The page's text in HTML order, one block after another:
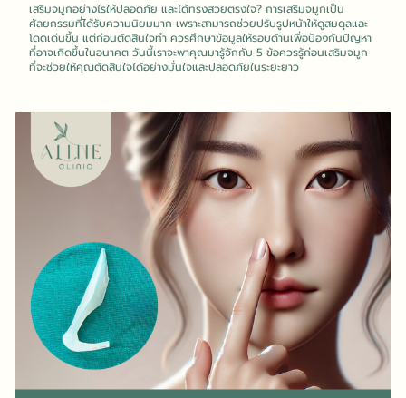
เสริมจมูกอย่างไรให้ปลอดภัย และได้ทรงสวยตรงใจ? การเสริมจมูกเป็น
ศัลยกรรมที่ได้รับความนิยมมาก เพราะสามารถช่วยปรับรูปหน้าให้ดูสมดุลและ
โดดเด่นขึ้น แต่ก่อนตัดสินใจทำ ควรศึกษาข้อมูลให้รอบด้านเพื่อป้องกันปัญหา
ที่อาจเกิดขึ้นในอนาคต วันนี้เราจะพาคุณมารู้จักกับ 5 ข้อควรรู้ก่อนเสริมจมูก
ที่จะช่วยให้คุณตัดสินใจได้อย่างมั่นใจและปลอดภัยในระยะยาว